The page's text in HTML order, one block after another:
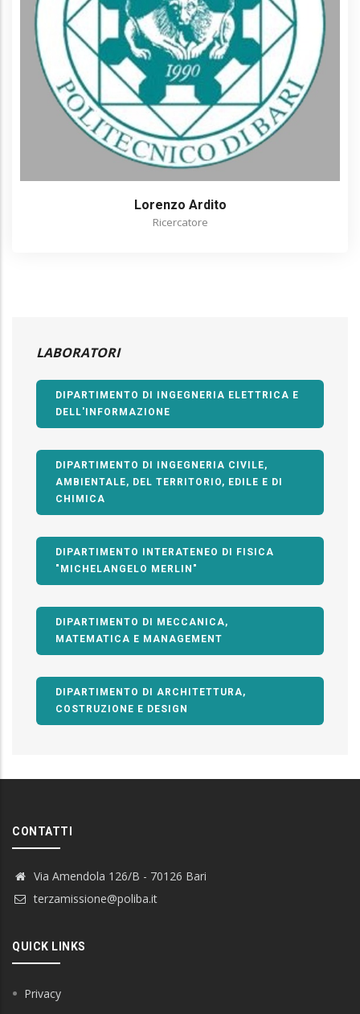
Lorenzo Ardito
Ricercatore
LABORATORI
DIPARTIMENTO DI INGEGNERIA ELETTRICA E
DELL'INFORMAZIONE
DIPARTIMENTO DI INGEGNERIA CIVILE,
AMBIENTALE, DEL TERRITORIO, EDILE E DI
CHIMICA
DIPARTIMENTO INTERATENEO DI FISICA
"MICHELANGELO MERLIN"
DIPARTIMENTO DI MECCANICA,
MATEMATICA E MANAGEMENT
DIPARTIMENTO DI ARCHITETTURA,
COSTRUZIONE E DESIGN
CONTATTI
Via Amendola 126/B - 70126 Bari
terzamissione@poliba.it
QUICK LINKS
Privacy